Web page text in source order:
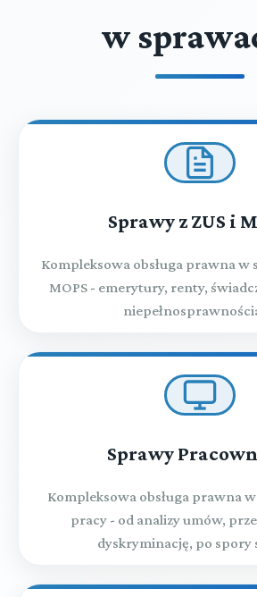
w
Sprawy z ZUS i
Kompleksowa obsługa prawna w
MOPS - emerytury, renty,
Sprawy
Kompleksowa obsługa prawna
pracy - od analizy umów,
dyskryminację, po spory